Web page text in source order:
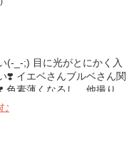
(-_-;) 目に光がとにかく入
❣️ イエベさんブルベさん関
色素薄くなるし、他撮り
なくて最高です❤️ 左は外で
す ふち感が完璧で、大きす